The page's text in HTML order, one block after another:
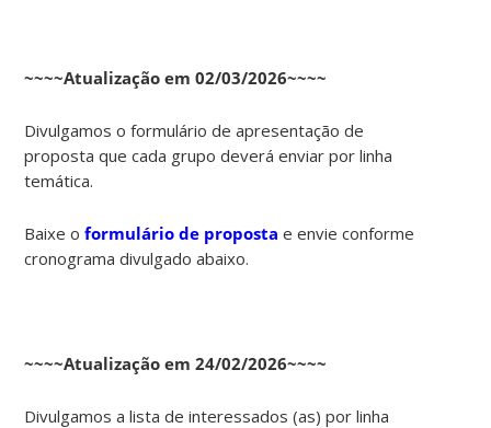
~~~~Atualização em 02/03/2026~~~~
Divulgamos o formulário de apresentação de
proposta que cada grupo deverá enviar por linha
temática.
Baixe oformulário de propostae envie conforme
cronograma divulgado abaixo.
~~~~Atualização em 24/02/2026~~~~
Divulgamos a lista de interessados (as) por linha